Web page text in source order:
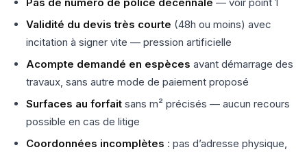
Validité du devis très courte (48h ou moins) avec
incitation à signer vite — pression artificielle
Acompte demandé en espèces avant démarrage des
travaux, sans autre mode de paiement proposé
Surfaces au forfait sans m² précisés — aucun recours
possible en cas de litige
Coordonnées incomplètes : pas d’adresse physique,